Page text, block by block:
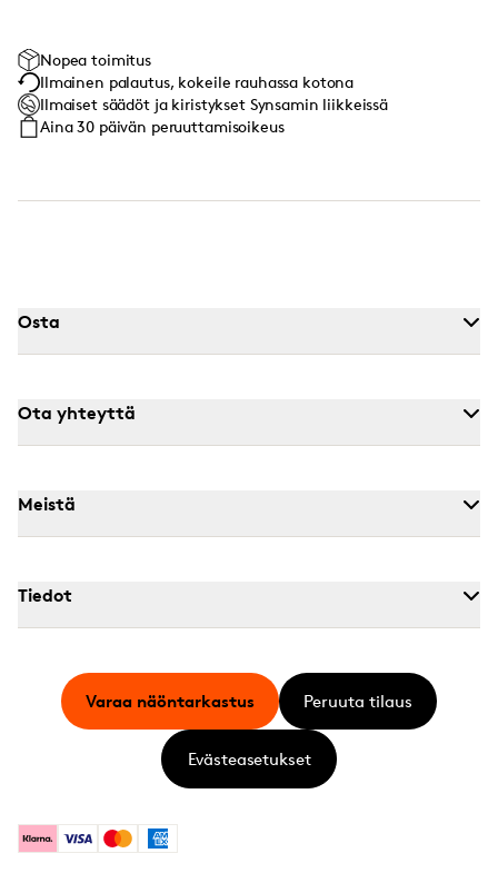
Nopea toimitus
Ilmainen palautus, kokeile rauhassa kotona
Ilmaiset säädöt ja kiristykset Synsamin liikkeissä
Aina 30 päivän peruuttamisoikeus
Osta
Ota yhteyttä
Meistä
Tiedot
KlarnaVisa MastercardAmerican Express
Varaa näöntarkastus Peruuta tilaus
Evästeasetukset